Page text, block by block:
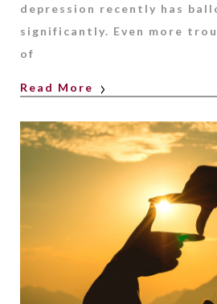
depression recently has
significantly. Even more
of
Read More